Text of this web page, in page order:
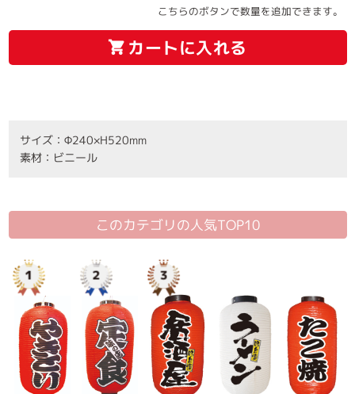
こちらのボタンで数量を追加できます。
カートに入れる
サイズ：Φ240×H520mm
素材：ビニール
このカテゴリの人気TOP10